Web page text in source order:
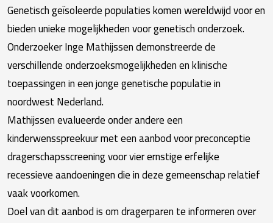
Genetisch geïsoleerde populaties komen wereldwijd voor en
bieden unieke mogelijkheden voor genetisch onderzoek.
Onderzoeker Inge Mathijssendemonstreerde de
verschillende onderzoeksmogelijkheden en klinische
toepassingen in een jonge genetische populatie in
noordwest Nederland.
Mathijssenevalueerde onder andere een
kinderwensspreekuur met een aanbod voor preconceptie
dragerschapsscreening voor vier ernstige erfelijke
recessieve aandoeningen die in deze gemeenschap relatief
vaak voorkomen.
Doel van dit aanbod is om dragerparen te informeren over